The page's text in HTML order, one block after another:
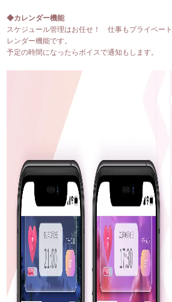
◆カレンダー機能
スケジュール管理はお任せ！ 仕事もプライベー
レンダー機能です。
予定の時間になったらボイスで通知もします。